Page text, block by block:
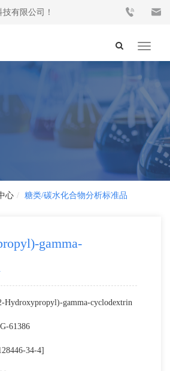
有限公司！
Toggle
心 糖类/碳水化合物分析标准品
gamma-
Hydroxypropyl)-gamma-cyclodextrin
61386
34-4]